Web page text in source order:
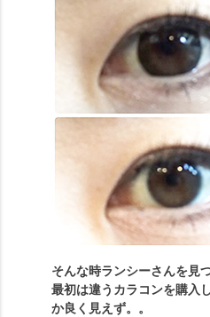
そんな時ランシーさんを見
最初は違うカラコンを購入
か良く見えず。。